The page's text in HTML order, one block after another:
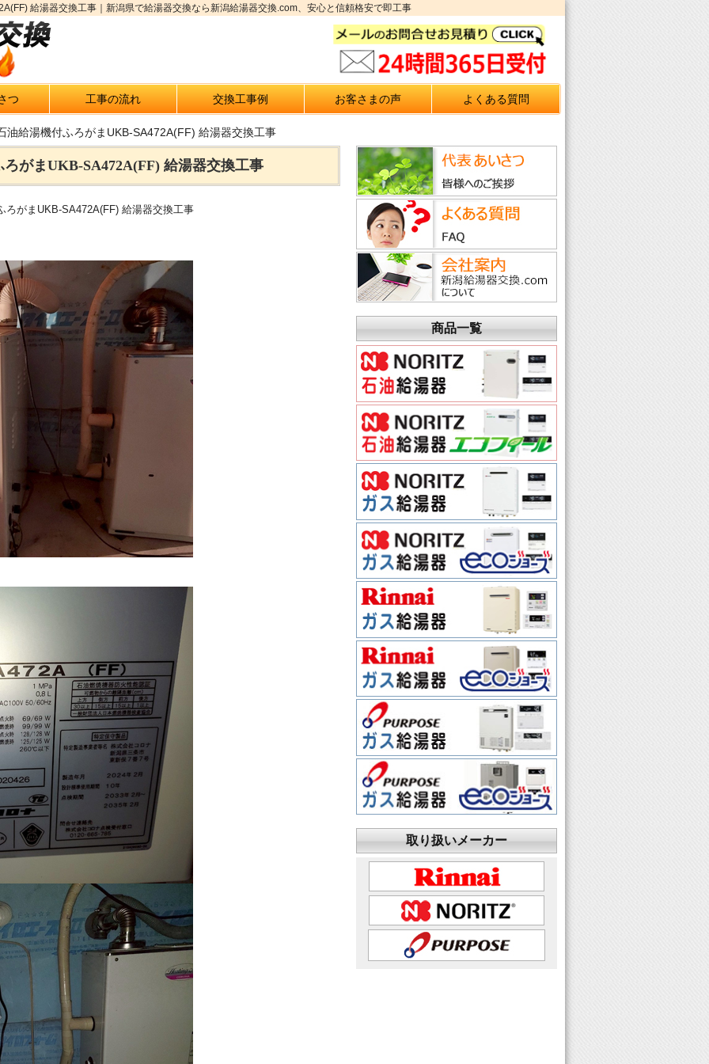
給湯器交換工事｜新潟県で給湯器交換なら新潟給湯器交換.com、安心と信頼格安で即工事
つ 工事の流れ 交換工事例 お客さまの声 よくある質問
油給湯機付ふろがまUKB-SA472A(FF) 給湯器交換工事
がまUKB-SA472A(FF) 給湯器交換工事
がまUKB-SA472A(FF) 給湯器交換工事
商品一覧
取り扱いメーカー